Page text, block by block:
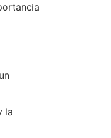
la